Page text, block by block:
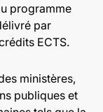
programme
par
ECTS.
ministères,
publiques et